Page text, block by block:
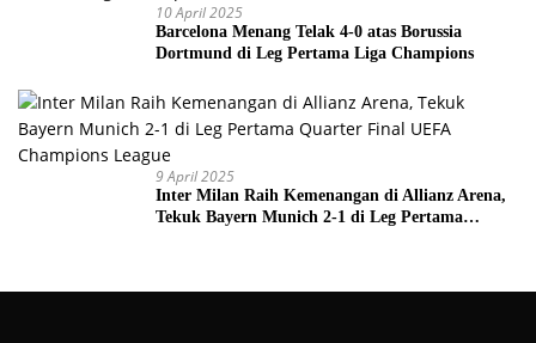
10 April 2025
Barcelona Menang Telak 4-0 atas Borussia
Dortmund di Leg Pertama Liga Champions
9 April 2025
Inter Milan Raih Kemenangan di Allianz Arena,
Tekuk Bayern Munich 2-1 di Leg Pertama